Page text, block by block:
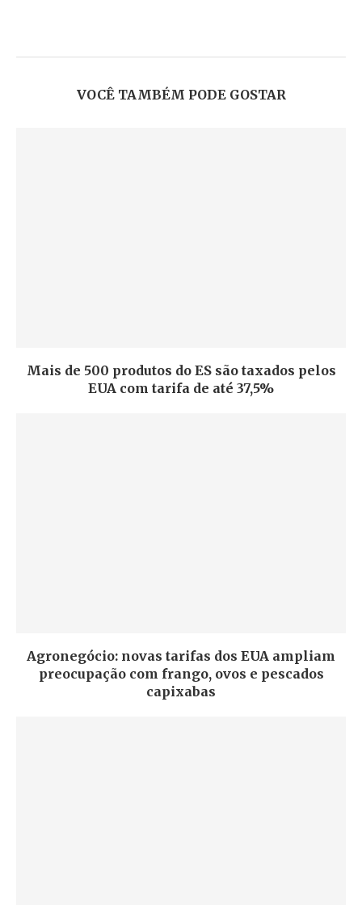
VOCÊ TAMBÉM PODE GOSTAR
Mais de 500 produtos do ES são taxados pelos
EUA com tarifa de até 37,5%
Agronegócio: novas tarifas dos EUA ampliam
preocupação com frango, ovos e pescados
capixabas